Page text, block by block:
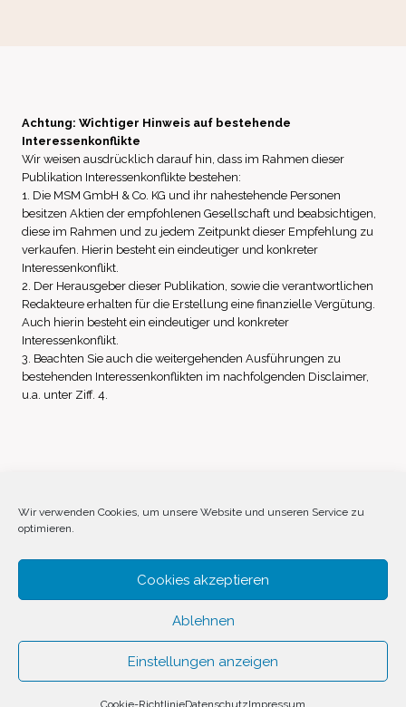
Wir verwenden Cookies, um unsere Website und unseren Service zu
optimieren.
Cookies akzeptieren
Ablehnen
Einstellungen anzeigen
Cookie-RichtlinieDatenschutzImpressum
Achtung: Wichtiger Hinweis auf bestehende
Interessenkonflikte
Wir weisen ausdrücklich darauf hin, dass im Rahmen dieser
Publikation Interessenkonflikte bestehen:
1. Die MSM GmbH & Co. KG und ihr nahestehende Personen
besitzen Aktien der empfohlenen Gesellschaft und beabsichtigen,
diese im Rahmen und zu jedem Zeitpunkt dieser Empfehlung zu
verkaufen. Hierin besteht ein eindeutiger und konkreter
Interessenkonflikt.
2. Der Herausgeber dieser Publikation, sowie die verantwortlichen
Redakteure erhalten für die Erstellung eine finanzielle Vergütung.
Auch hierin besteht ein eindeutiger und konkreter
Interessenkonflikt.
3. Beachten Sie auch die weitergehenden Ausführungen zu
bestehenden Interessenkonflikten im nachfolgenden Disclaimer,
u.a. unter Ziff. 4.
Impressum Datenschutz
Disclaimer
© 2026 Invest Inside by